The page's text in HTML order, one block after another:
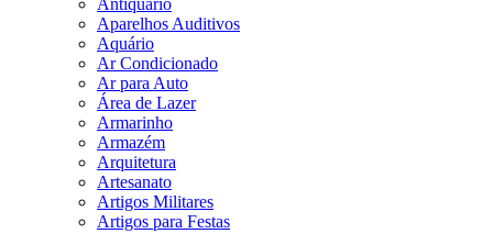
Antiquário
Aparelhos Auditivos
Aquário
Ar Condicionado
Ar para Auto
Área de Lazer
Armarinho
Armazém
Arquitetura
Artesanato
Artigos Militares
Artigos para Festas